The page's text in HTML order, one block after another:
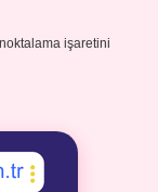
işaretini